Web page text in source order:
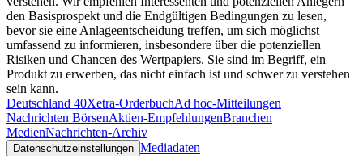
den Basisprospekt und die Endgültigen Bedingungen zu lesen,
bevor sie eine Anlageentscheidung treffen, um sich möglichst
umfassend zu informieren, insbesondere über die potenziellen
Risiken und Chancen des Wertpapiers. Sie sind im Begriff, ein
Produkt zu erwerben, das nicht einfach ist und schwer zu verstehen
sein kann.
Deutschland 40Xetra-OrderbuchAd hoc-Mitteilungen
Nachrichten BörsenAktien-EmpfehlungenBranchen
MedienNachrichten-Archiv
Datenschutzeinstellungen Mediadaten